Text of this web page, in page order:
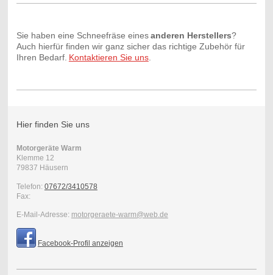
Sie haben eine Schneefräse einesanderen Herstellers?
Auch hierfür finden wir ganz sicher das richtige Zubehör für
Ihren Bedarf. Kontaktieren Sie uns.
Hier finden Sie uns
Motorgeräte Warm
Klemme 12
79837 Häusern
Telefon: 07672/3410578
Fax:
E-Mail-Adresse: motorgeraete-warm@web.de
Facebook-Profil anzeigen